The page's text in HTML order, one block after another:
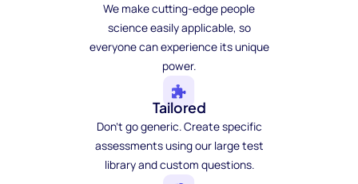
We make cutting-edge people
science easily applicable, so
everyone can experience its unique
power.
Tailored
Don't go generic. Create specific
assessments using our large test
library and custom questions.